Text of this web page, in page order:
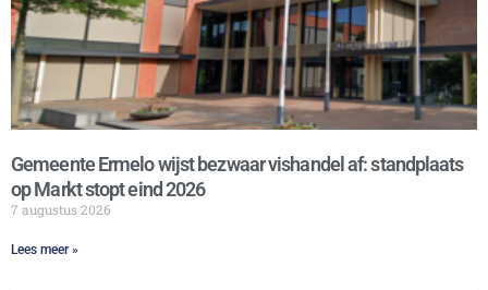
Gemeente Ermelo wijst bezwaar vishandel af: standplaats
op Markt stopt eind 2026
7 augustus 2026
Lees meer »